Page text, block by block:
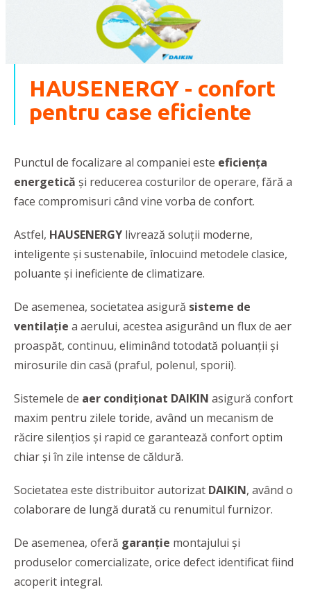
HAUSENERGY - confort
pentru case eficiente
Punctul de focalizare al companiei este eficiența
energetică și reducerea costurilor de operare, fără a
face compromisuri când vine vorba de confort.
Astfel, HAUSENERGY livrează soluții moderne,
inteligente și sustenabile, înlocuind metodele clasice,
poluante și ineficiente de climatizare.
De asemenea, societatea asigură sisteme de
ventilație a aerului, acestea asigurând un flux de aer
proaspăt, continuu, eliminând totodată poluanții și
mirosurile din casă (praful, polenul, sporii).
Sistemele de aer condiționat DAIKIN asigură confort
maxim pentru zilele toride, având un mecanism de
răcire silențios și rapid ce garantează confort optim
chiar și în zile intense de căldură.
Societatea este distribuitor autorizat DAIKIN, având o
colaborare de lungă durată cu renumitul furnizor.
De asemenea, oferă garanție montajului și
produselor comercializate, orice defect identificat fiind
acoperit integral.